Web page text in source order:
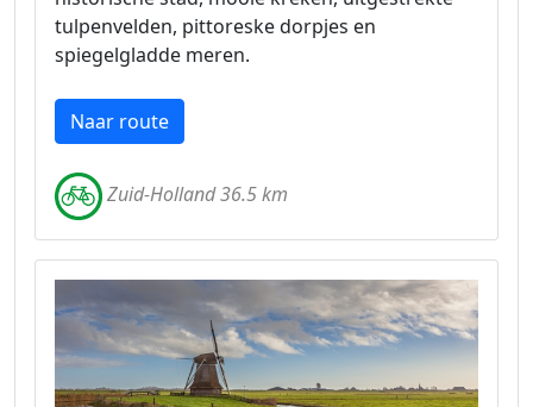
tulpenvelden, pittoreske dorpjes en
spiegelgladde meren.
Naar route
Zuid-Holland 36.5 km